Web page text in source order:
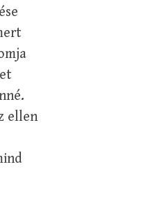
ellen